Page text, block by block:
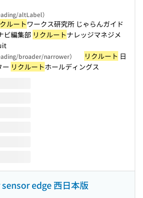
altLabel）
ルートワークス研究所 じゃらんガイド
ビ編集部 リクルートナレッジマネジメ
broader/narrower） リクルート 日
ー リクルートホールディングス
sensor edge 西日本版